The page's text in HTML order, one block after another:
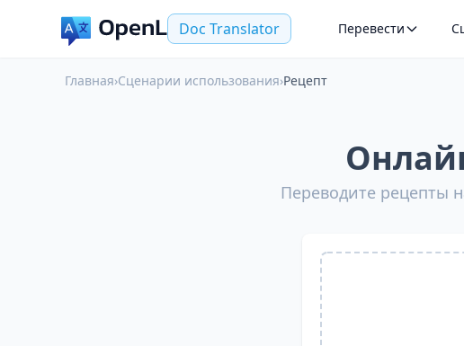
Doc Translator Перевести
Главная›Сценарии использования›Рецепт
Переводите рецепты